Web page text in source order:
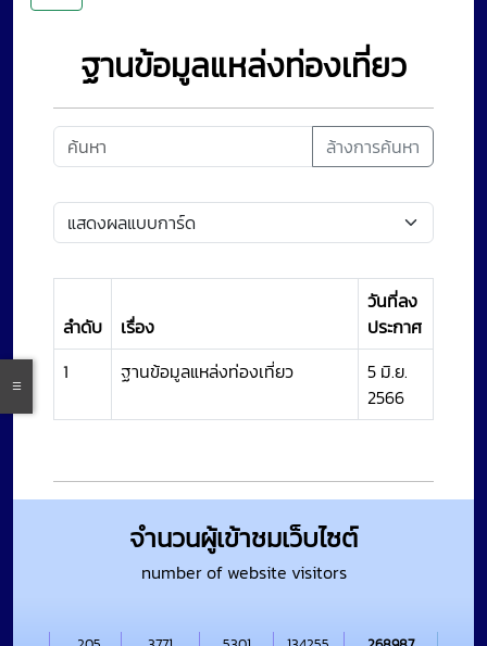
ฐานข้อมูลแหล่งท่องเที่ยว
ล้างการค้นหา
ลำดับ เรื่อง
วันที่ลง
ประกาศ
1
ฐานข้อมูลแหล่งท่องเที่ยว
5 มิ.ย.
2566
จำนวนผู้เข้าชมเว็บไซต์
number of website visitors